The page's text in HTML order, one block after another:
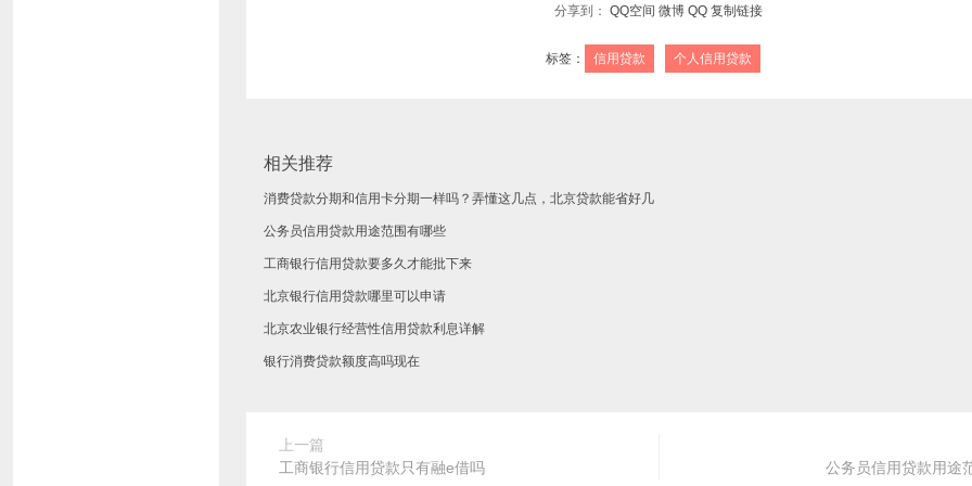
分享到： QQ空间 微博 QQ 复制链接
标签： 信用贷款 个人信用贷款
相关推荐
消费贷款分期和信用卡分期一样吗？弄懂这几点，北京贷款能省好几
公务员信用贷款用途范围有哪些
工商银行信用贷款要多久才能批下来
北京银行信用贷款哪里可以申请
北京农业银行经营性信用贷款利息详解
银行消费贷款额度高吗现在
上一篇
工商银行信用贷款只有融e借吗
公务员信用贷款用途